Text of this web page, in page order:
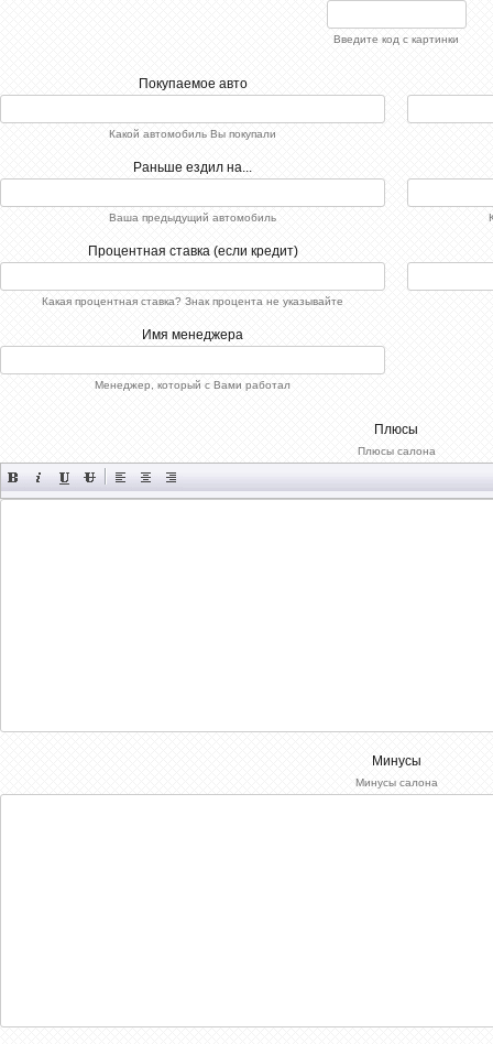
Введите код с картинки
Покупаемое авто
Какой автомобиль Вы покупали
Раньше ездил на...
Ваша предыдущий автомобиль
Процентная ставка (если кредит)
Какая процентная ставка? Знак процента не указывайте
Имя менеджера
Менеджер, который с Вами работал
Плюсы
Плюсы салона
Минусы
Минусы салона